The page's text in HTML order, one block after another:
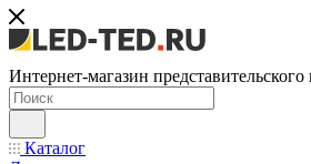
Интернет-магазин представительского
Каталог